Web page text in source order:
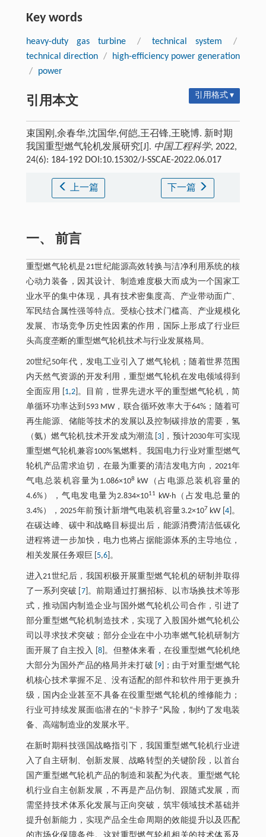
Key words
heavy-duty gas turbine / technical system
/
technical direction /
high-efficiency power generation
/
power
引用本文 引用格式 ▾
束国刚,余春华,沈国华,何皑,王召锋,王晓博. 新时期
我国重型燃气轮机发展研究[J]. 中国工程科学, 2022,
24(6): 184-192 DOI:10.15302/J-SSCAE-2022.06.017
上一篇 下一篇
一、 前言
重型燃气轮机是21世纪能源高效转换与洁净利用系统的核
心动力装备，因其设计、制造难度极大而成为一个国家工
业水平的集中体现，具有技术密集度高、产业带动面广、
军民结合属性强等特点。受核心技术门槛高、产业规模化
发展、市场竞争历史性因素的作用，国际上形成了行业巨
头高度垄断的重型燃气轮机技术与行业发展格局。
20世纪50年代，发电工业引入了燃气轮机；随着世界范围
内天然气资源的开发利用，重型燃气轮机在发电领域得到
全面应用 [ 1,2]。目前，世界先进水平的重型燃气轮机，简
单循环功率达到593 MW，联合循环效率大于64%；随着可
再生能源、储能等技术的发展以及控制碳排放的需要，氢
（氨）燃气轮机技术开发成为潮流 [ 3 ]，预计2030年可实现
重型燃气轮机兼容100%氢燃料。我国电力行业对重型燃气
轮机产品需求迫切，在最为重要的清洁发电方向，2021年
气电总装机容量为1.086×108
kW（占电源总装机容量的
4.6%），气电发电量为2.834×1011
kW·h（占发电总量的
3.4%），2025年前预计新增气电装机容量3.2×107 kW [ 4]。
在碳达峰、碳中和战略目标提出后，能源消费清洁低碳化
进程将进一步加快，电力也将占据能源体系的主导地位，
相关发展任务艰巨 [ 5,6]。
进入21世纪后，我国积极开展重型燃气轮机的研制并取得
了一系列突破 [ 7]。前期通过打捆招标、以市场换技术等形
式，推动国内制造企业与国外燃气轮机公司合作，引进了
部分重型燃气轮机制造技术，实现了入股国外燃气轮机公
司以寻求技术突破；部分企业在中小功率燃气轮机研制方
面开展了自主投入 [8 ]。但整体来看，在役重型燃气轮机绝
大部分为国外产品的格局并未打破 [ 9 ]；由于对重型燃气轮
机核心技术掌握不足、没有适配的部件和软件用于更换升
级，国内企业甚至不具备在役重型燃气轮机的维修能力；
行业可持续发展面临潜在的“卡脖子”风险，制约了发电装
备、高端制造业的发展水平。
在新时期科技强国战略指引下，我国重型燃气轮机行业进
入了自主研制、创新发展、战略转型的关键阶段，以首台
国产重型燃气轮机产品的制造和装配为代表。重型燃气轮
机行业自主创新发展，不再是产品仿制、跟随式发展，而
需坚持技术体系化发展与正向突破，筑牢领域技术基础并
提升创新能力，实现产品全生命周期的效能提升以及匹配